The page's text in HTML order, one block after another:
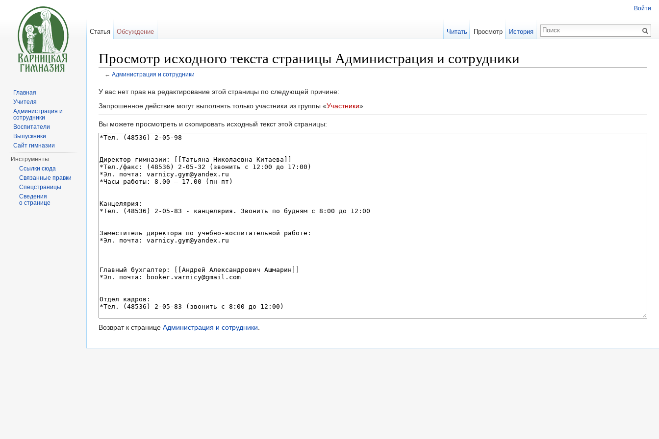
Просмотр исходного текста страницы Администрация и сотрудники
← Администрация и сотрудники
У вас нет прав на редактирование этой страницы по следующей причине:
Запрошенное действие могут выполнять только участники из группы «Участники»
Вы можете просмотреть и скопировать исходный текст этой страницы:
Возврат к странице Администрация и сотрудники.
Войти
Статья Обсуждение Читать Просмотр История
Главная
Учителя
Администрация и
сотрудники
Воспитатели
Выпускники
Сайт гимназии
Инструменты
Ссылки сюда
Связанные правки
Спецстраницы
Сведения
о странице